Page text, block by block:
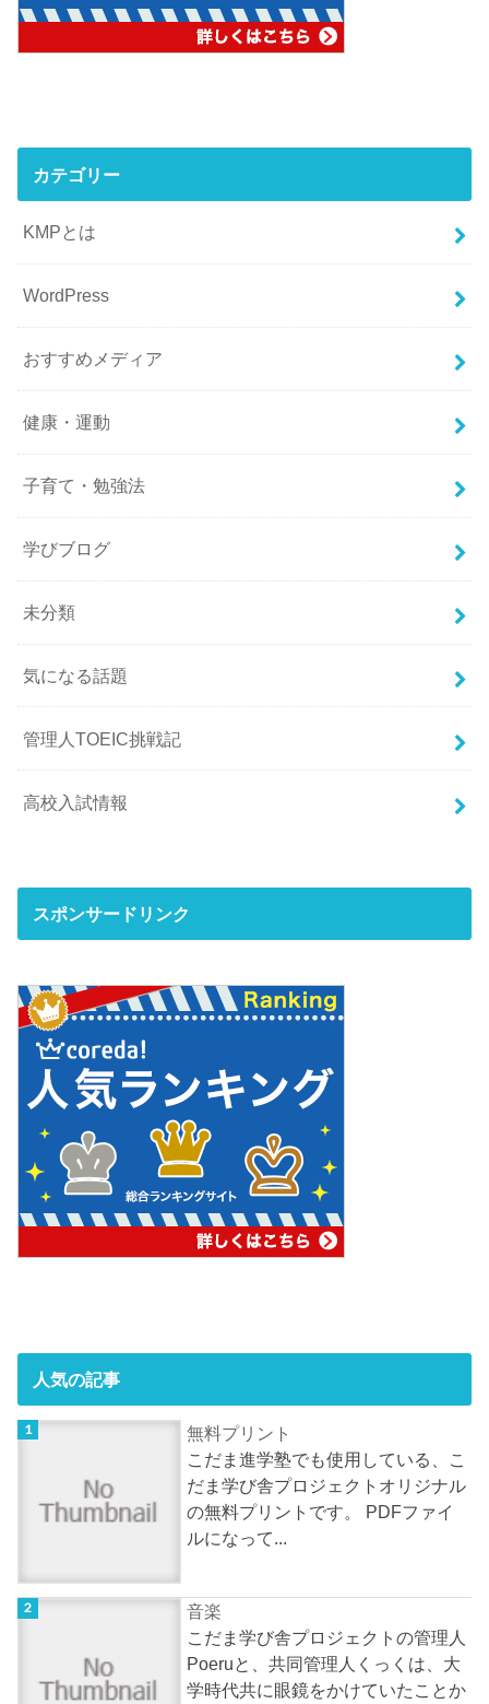
カテゴリー
KMPとは
WordPress
おすすめメディア
健康・運動
子育て・勉強法
学びブログ
未分類
気になる話題
管理人TOEIC挑戦記
高校入試情報
スポンサードリンク
人気の記事
無料プリント
こだま進学塾でも使用している、こ
だま学び舎プロジェクトオリジナル
の無料プリントです。 PDFファイ
ルになって...
音楽
こだま学び舎プロジェクトの管理人
Poeruと、共同管理人くっくは、大
学時代共に眼鏡をかけていたことか